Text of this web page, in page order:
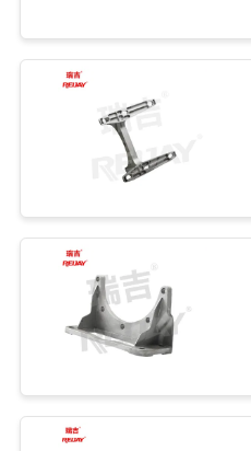
RICHIEDA
CITAZIONE
OFFICIAL
WEBSITE
MAPPA
SITO
Sae
Coupling
flessibile